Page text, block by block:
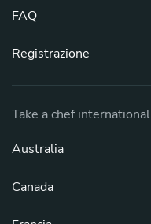
FAQ
Registrazione
Take a chef international
Australia
Canada